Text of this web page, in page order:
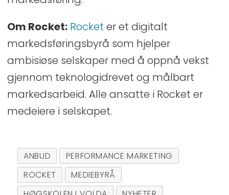
Om Rocket: Rocket er et digitalt
markedsføringsbyrå som hjelper
ambisiøse selskaper med å oppnå vekst
gjennom teknologidrevet og målbart
markedsarbeid. Alle ansatte i Rocket er
medeiere i selskapet.
ANBUD
PERFORMANCE MARKETING
ROCKET
MEDIEBYRÅ